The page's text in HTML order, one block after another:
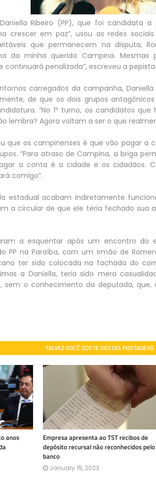
Ribeiro (PP), que foi candidata
crescer em paz”, usou as redes
que permanecem na disputa,
da minha querida Campina.
continuará penalizada”, escreveu a pepista.
carregados da campanha,
de que os dois grupos
“No 1º turno, os candidatos
lembra? Agora voltam a ser o que
que os campinenses é que vão pagar
“Para atraso de Campina, a briga
a conta é a cidade e os cidadãos.
comigo”.
estadual acabam indiretamente
a circular de que ele teria fechado sua
a esquentar após um encontro do
PP na Paraíba, com um irmão de
ter sido colocada na fachada do
a Daniella, teria sido mera
sem o conhecimento da deputada, que,
TALVEZ VOCÊ GOSTE DESTAS POSTAGENS
anos
Empresa apresenta ao TST recibos de
depósito recursal não reconhecidos pelo
banco
January 15, 2023